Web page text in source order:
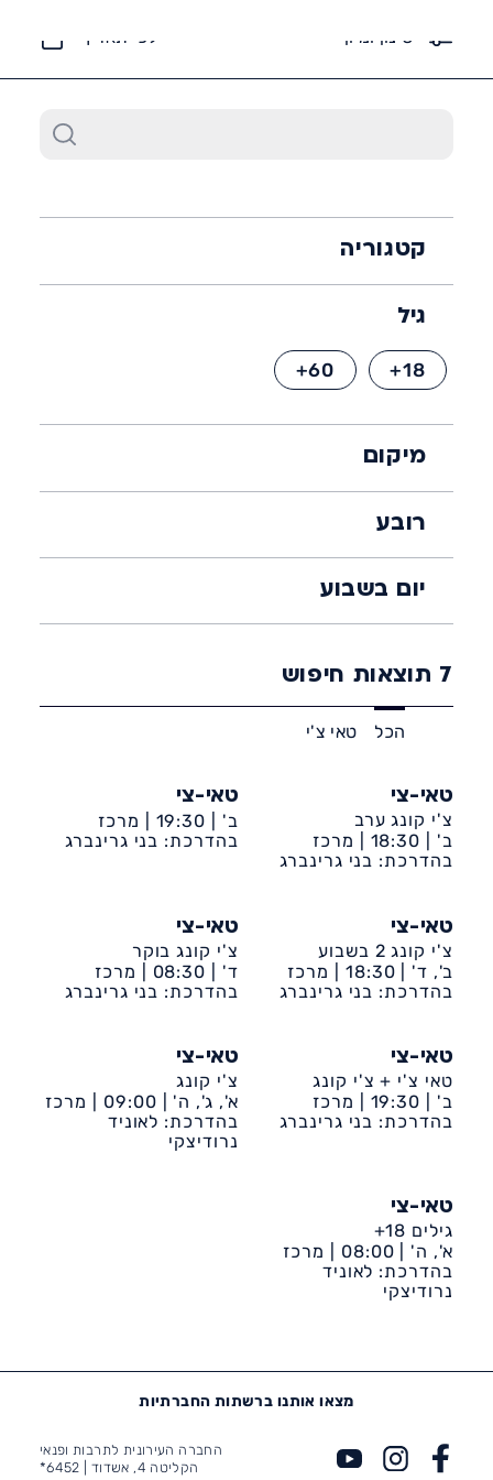
סינון ומיון לפי תאריך
קטגוריה
גיל
18+
60+
מיקום
רובע
יום בשבוע
7 תוצאות חיפוש
הכל טאי צ'י
טאי-צי
צ'י קונג ערב
ב' | 18:30 |
מרכז
קהילתי ד' ע״ש גולדי
בהדרכת: בני גרינברג
טאי-צי
ב' | 19:30 |
מרכז
קהילתי ד' ע״ש גולדי
בהדרכת: בני גרינברג
טאי-צי
צ'י קונג 2 בשבוע
ב', ד' | 18:30 |
מרכז
קהילתי ד' ע״ש גולדי
בהדרכת: בני גרינברג
טאי-צי
צ'י קונג בוקר
ד' | 08:30 |
מרכז
קהילתי ד' ע״ש גולדי
בהדרכת: בני גרינברג
טאי-צי
טאי צ'י + צ'י קונג
ב' | 19:30 |
מרכז
קהילתי ד' ע״ש גולדי
בהדרכת: בני גרינברג
טאי-צי
צ'י קונג
א', ג', ה' | 09:00 |
מרכז
קהילתי קן מלכה (רובע
ט')
בהדרכת: לאוניד
נרודיצקי
טאי-צי
גילים 18+
א', ה' | 08:00 |
מרכז
קהילתי קן מלכה (רובע
ט')
בהדרכת: לאוניד
נרודיצקי
מצאו אותנו ברשתות החברתיות
החברה העירונית לתרבות ופנאי
הקליטה 4, אשדוד |
6452*